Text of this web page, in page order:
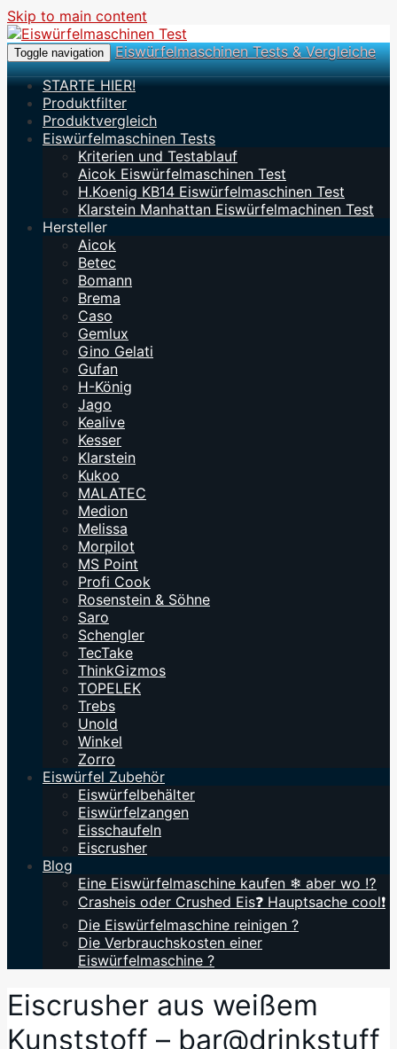
Skip to main content
Toggle navigation
Eiswürfelmaschinen Tests & Vergleiche
STARTE HIER!
Produktfilter
Produktvergleich
Eiswürfelmaschinen Tests
Kriterien und Testablauf
Aicok Eiswürfelmaschinen Test
H.Koenig KB14 Eiswürfelmaschinen Test
Klarstein Manhattan Eiswürfelmachinen Test
Hersteller
Aicok
Betec
Bomann
Brema
Caso
Gemlux
Gino Gelati
Gufan
H-König
Jago
Kealive
Kesser
Klarstein
Kukoo
MALATEC
Medion
Melissa
Morpilot
MS Point
Profi Cook
Rosenstein & Söhne
Saro
Schengler
TecTake
ThinkGizmos
TOPELEK
Trebs
Unold
Winkel
Zorro
Eiswürfel Zubehör
Eiswürfelbehälter
Eiswürfelzangen
Eisschaufeln
Eiscrusher
Blog
Eine Eiswürfelmaschine kaufen ❄ aber wo ⁉️
Crasheis oder Crushed Eis❓ Hauptsache cool❗
Die Eiswürfelmaschine reinigen ?
Die Verbrauchskosten einer
Eiswürfelmaschine ?
Eiscrusher aus weißem
Kunststoff – bar@drinkstuff